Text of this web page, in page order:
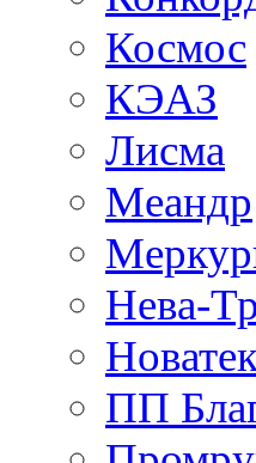
Космос
КЭАЗ
Лисма
Меандр
Нева-
Новатек
ПП